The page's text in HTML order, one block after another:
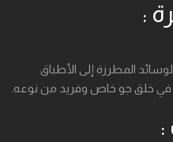
المطرزة إلى الأطباق
خلق جو خاص وفريد من نوعه.